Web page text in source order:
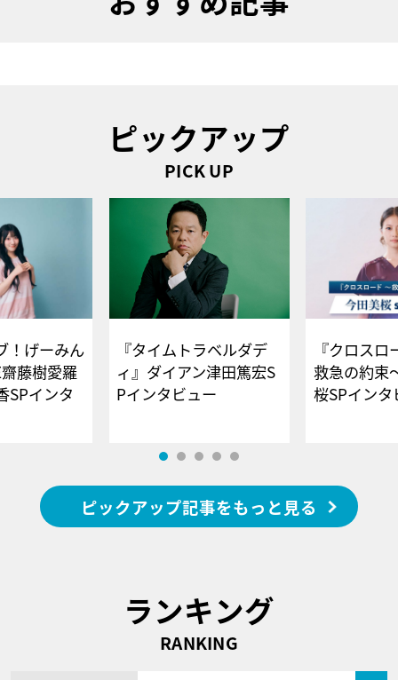
ピックアップ
PICK UP
！げーみん
藤樹愛羅
SPインタ
『タイムトラベルダデ
ィ』ダイアン津田篤宏S
Pインタビュー
『クロス
救急の約束
桜SPイ
ピックアップ記事をもっと見る
ランキング
RANKING